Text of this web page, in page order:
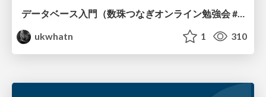
データベース入門（数珠つなぎオンライン勉強会 #03)
ukwhatn
1 310